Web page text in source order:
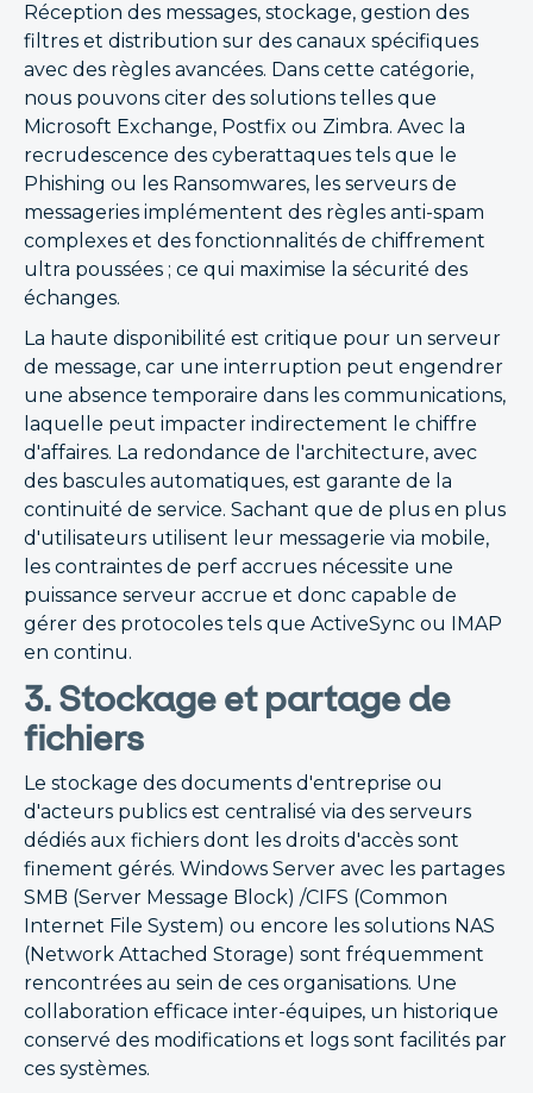
Réception des messages, stockage, gestion des
filtres et distribution sur des canaux spécifiques
avec des règles avancées. Dans cette catégorie,
nous pouvons citer des solutions telles que
Microsoft Exchange, Postfix ou Zimbra. Avec la
recrudescence des cyberattaques tels que le
Phishing ou les Ransomwares, les serveurs de
messageries implémentent des règles anti-spam
complexes et des fonctionnalités de chiffrement
ultra poussées ; ce qui maximise la sécurité des
échanges.
La haute disponibilité est critique pour un serveur
de message, car une interruption peut engendrer
une absence temporaire dans les communications,
laquelle peut impacter indirectement le chiffre
d'affaires. La redondance de l'architecture, avec
des bascules automatiques, est garante de la
continuité de service. Sachant que de plus en plus
d'utilisateurs utilisent leur messagerie via mobile,
les contraintes de perf accrues nécessite une
puissance serveur accrue et donc capable de
gérer des protocoles tels que ActiveSync ou IMAP
en continu.
3. Stockage et partage de
fichiers
Le stockage des documents d'entreprise ou
d'acteurs publics est centralisé via des serveurs
dédiés aux fichiers dont les droits d'accès sont
finement gérés. Windows Server avec les partages
SMB (Server Message Block) /CIFS (Common
Internet File System) ou encore les solutions NAS
(Network Attached Storage) sont fréquemment
rencontrées au sein de ces organisations. Une
collaboration efficace inter-équipes, un historique
conservé des modifications et logs sont facilités par
ces systèmes.